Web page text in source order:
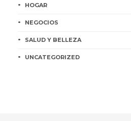
HOGAR
NEGOCIOS
SALUD Y BELLEZA
UNCATEGORIZED